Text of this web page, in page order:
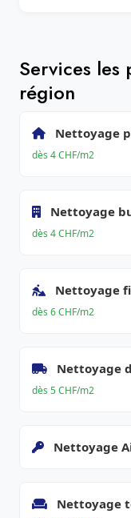
Services les
région
Nettoyage
dès 4 CHF/m2
Nettoyage
dès 4 CHF/m2
Nettoyage
dès 6 CHF/m2
Nettoyage
dès 5 CHF/m2
Nettoyage
Nettoyage